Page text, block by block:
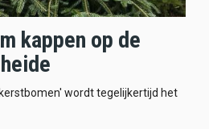
kappen op de
wordt tegelijkertijd het